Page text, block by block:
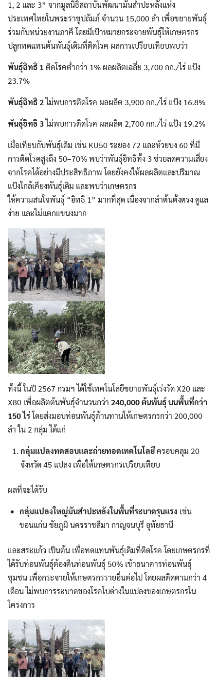
1, 2 และ 3” จากมูลนิธิสถาบันพัฒนามันสำปะหลังแห่ง
ประเทศไทยในพระราชูปถัมภ์ จำนวน 15,000 ลำ เพื่อขยายพันธุ์
ร่วมกับหน่วยงานภาคี โดยมีเป้าหมายกระจายพันธุ์ให้เกษตรกร
ปลูกทดแทนต้นพันธุ์เดิมที่ติดโรค ผลการเปรียบเทียบพบว่า
พันธุ์อิทธิ 1 ติดโรคต่ำกว่า 1% ผลผลิตเฉลี่ย 3,700 กก./ไร่ แป้ง
23.7%
พันธุ์อิทธิ2ไม่พบการติดโรค ผลผลิต 3,900 กก./ไร่ แป้ง 16.8%
พันธุ์อิทธิ 3ไม่พบการติดโรค ผลผลิต 2,700 กก./ไร่ แป้ง 19.2%
เมื่อเทียบกับพันธุ์เดิม เช่น KU50 ระยอง 72 และห้วยบง 60 ที่มี
การติดโรคสูงถึง 50–70% พบว่าพันธุ์อิทธิทั้ง 3 ช่วยลดความเสี่ยง
จากโรคได้อย่างมีประสิทธิภาพ โดยยังคงให้ผลผลิตและปริมาณ
แป้งใกล้เคียงพันธุ์เดิม และพบว่าเกษตรกร
ให้ความสนใจพันธุ์ “อิทธิ 1” มากที่สุด เนื่องจากลำต้นตั้งตรง ดูแล
ง่าย และไม่แตกแขนงมาก
ทั้งนี้ ในปี 2567 กรมฯ ได้ใช้เทคโนโลยีขยายพันธุ์เร่งรัด X20 และ
X80 เพื่อผลิตต้นพันธุ์จำนวนกว่า 240,000ต้นพันธุ์บนพื้นที่กว่า
150ไร่โดยส่งมอบท่อนพันธุ์ต้านทานให้เกษตรกรกว่า 200,000
ลำ ใน 2 กลุ่ม ได้แก่
กลุ่มแปลงทดสอบและถ่ายทอดเทคโนโลยีครอบคลุม 20
จังหวัด 45 แปลง เพื่อให้เกษตรกรเปรียบเทียบ
ผลที่จะได้รับ
กลุ่มแปลงใหญ่มันสำปะหลังในพื้นที่ระบาดรุนแรง เช่น
ขอนแก่น ชัยภูมิ นครราชสีมา กาญจนบุรี อุทัยธานี
และสระแก้ว เป็นต้น เพื่อทดแทนพันธุ์เดิมที่ติดโรค โดยเกษตรกรที่
ได้รับท่อนพันธุ์ต้องคืนท่อนพันธุ์ 50% เข้าธนาคารท่อนพันธุ์
ชุมชน เพื่อกระจายให้เกษตรกรรายอื่นต่อไป โดยผลติดตามกว่า 4
เดือน ไม่พบการระบาดของโรคใบด่างในแปลงของเกษตรกรใน
โครงการ